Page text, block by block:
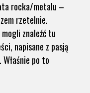
rocka/metalu –
rzetelnie.
znaleźć tu
napisane z pasją
po to